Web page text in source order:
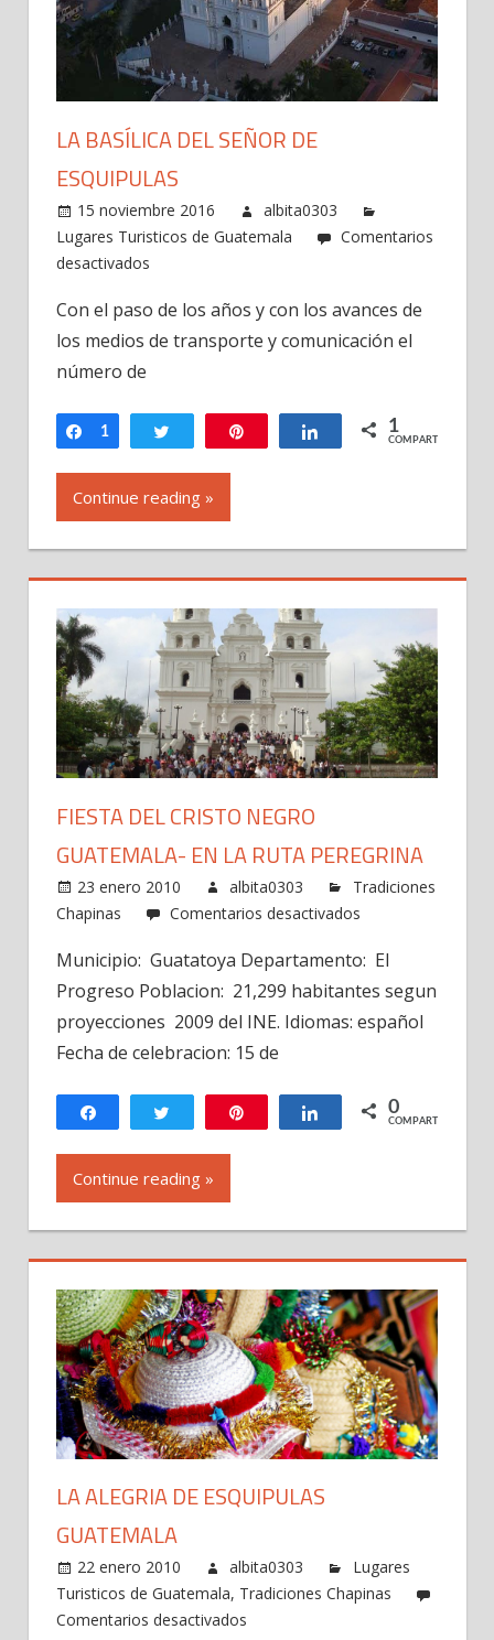
LA BASÍLICA DEL SEÑOR DE
ESQUIPULAS
15 noviembre 2016
albita0303
Lugares Turisticos de Guatemala
Comentarios
desactivados
Basílica
del
Esquipulas
Con el paso de los años y con los avances de
los medios de transporte y comunicación el
número de
Compartir
1 Twittear Compartir
1
COMPARTIR
Continue reading »
FIESTA DEL CRISTO NEGRO
GUATEMALA- EN LA RUTA PEREGRINA
23 enero 2010 albita0303
Tradiciones
Chapinas
Comentarios desactivados
del
Cristo
Negro
ruta
Municipio: Guatatoya Departamento: El
Progreso Poblacion: 21,299 habitantes segun
proyecciones 2009 del INE. Idiomas: español
Fecha de celebracion: 15 de
Compartir Twittear Compartir
0
COMPARTIR
Continue reading »
LA ALEGRIA DE ESQUIPULAS
GUATEMALA
22 enero 2010 albita0303
Lugares
Turisticos de Guatemala, Tradiciones Chapinas
Comentarios desactivados